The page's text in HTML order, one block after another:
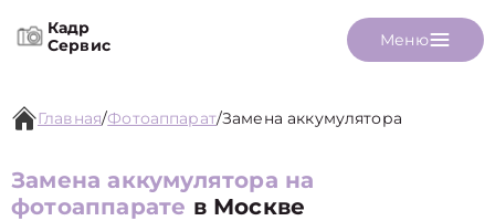
Кадр
Сервис
Меню
Главная/Фотоаппарат/Замена аккумулятора
Замена аккумулятора на
фотоаппарате в Москве